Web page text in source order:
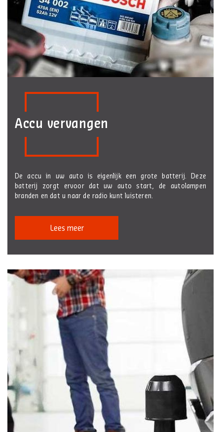
Accu vervangen
De accu in uw auto is eigenlijk een grote batterij. Deze
batterij zorgt ervoor dat uw auto start, de autolampen
branden en dat u naar de radio kunt luisteren.
Lees meer